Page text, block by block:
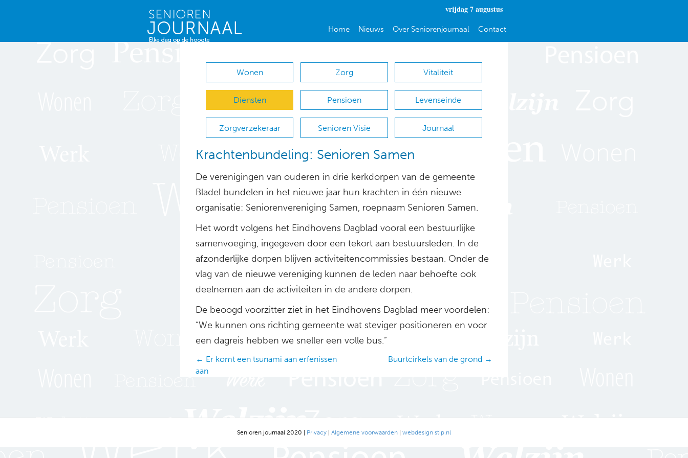
vrijdag 7 augustus
Home Nieuws Over Seniorenjournaal Contact
Wonen Zorg Vitaliteit
Diensten Pensioen Levenseinde
Zorgverzekeraar Senioren Visie Journaal
Krachtenbundeling: Senioren Samen
De verenigingen van ouderen in drie kerkdorpen van de gemeente
Bladel bundelen in het nieuwe jaar hun krachten in één nieuwe
organisatie: Seniorenvereniging Samen, roepnaam Senioren Samen.
Het wordt volgens het Eindhovens Dagblad vooral een bestuurlijke
samenvoeging, ingegeven door een tekort aan bestuursleden. In de
afzonderlijke dorpen blijven activiteitencommissies bestaan. Onder de
vlag van de nieuwe vereniging kunnen de leden naar behoefte ook
deelnemen aan de activiteiten in de andere dorpen.
De beoogd voorzitter ziet in het Eindhovens Dagblad meer voordelen:
“We kunnen ons richting gemeente wat steviger positioneren en voor
een dagreis hebben we sneller een volle bus.”
Posts
navigation
← Er komt een tsunami aan erfenissen
aan
Buurtcirkels van de grond →
Senioren journaal 2020 | Privacy | Algemene voorwaarden | webdesign stip.nl